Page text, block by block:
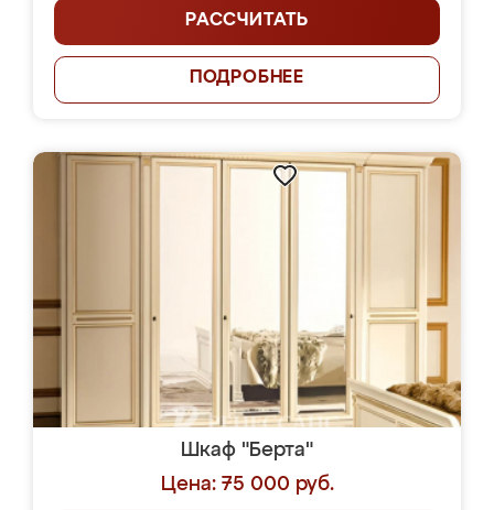
РАССЧИТАТЬ
ПОДРОБНЕЕ
Шкаф "Берта"
Цена: 75 000 руб.